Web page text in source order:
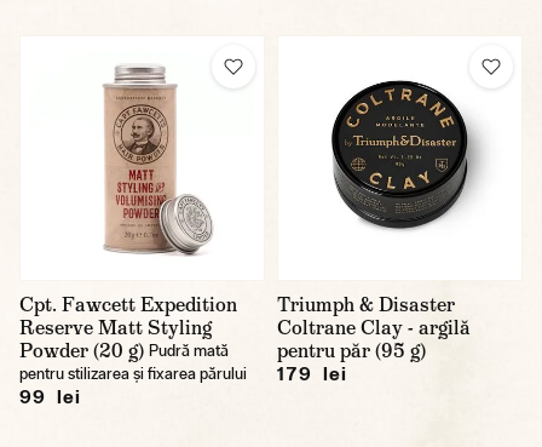
Cpt. Fawcett Expedition
Reserve Matt Styling
Powder (20 g) Pudră mată
pentru stilizarea și fixarea părului
99 lei
Triumph & Disaster
Coltrane Clay - argilă
pentru păr (95 g)
179 lei